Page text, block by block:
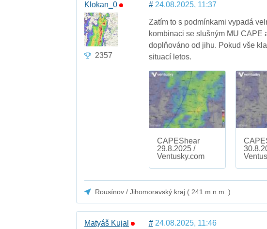
Klokan_0
2357
#24.08.2025, 11:37
Zatím to s podmínkami vypadá
kombinaci se slušným MU CAPE
doplňováno od jihu. Pokud vše
situací letos.
CAPEShear
29.8.2025 /
Ventusky.com
Rousínov / Jihomoravský kraj ( 241 m.n.m. )
Matyáš Kujal #24.08.2025, 11:46